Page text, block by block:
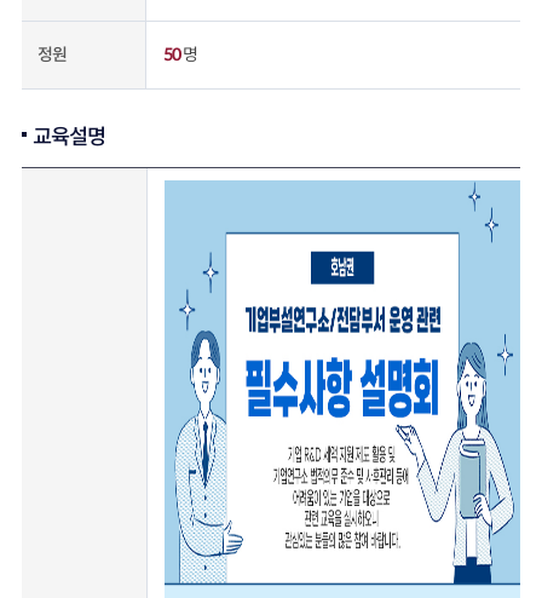
정원 50명
교육설명